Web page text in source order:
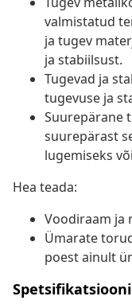
valmistatud
ja tugev
ja stabiilsust.
Tugevad ja
tugevuse ja
Suurepärane
suurepärast
lugemiseks
Hea teada:
Voodiraam ja
Ümarate
poest ainult